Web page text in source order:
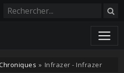
» Infrazer - Infrazer